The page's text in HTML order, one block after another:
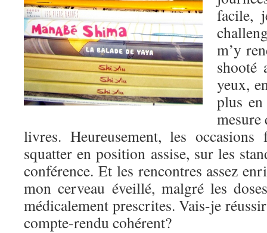
facile,
m’y
shooté
yeux,
plus
mesure
livres. Heureusement, les occasions
squatter en position assise, sur les
conférence. Et les rencontres assez
mon cerveau éveillé, malgré les
médicalement prescrites. Vais-je
compte-rendu cohérent?